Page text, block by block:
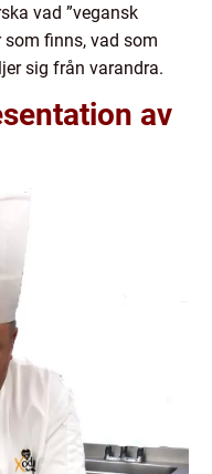
vad ”vegansk
som finns, vad som
sig från varandra.
av